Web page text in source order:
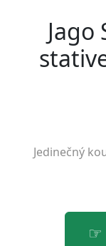
Jago
Jedinečný